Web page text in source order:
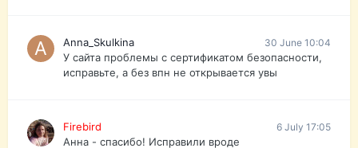
Anna_Skulkina 30 June 10:04
У сайта проблемы с сертификатом безопасности,
исправьте, а без впн не открывается увы
Firebird 6 July 17:05
Анна - спасибо! Исправили вроде